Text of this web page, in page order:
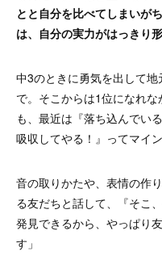
とと自分を比べてしまいが
は、自分の実力がはっきり
中3のときに勇気を出して
で。そこからは1位になれ
も、最近は『落ち込んでい
吸収してやる！』ってマイ
音の取りかたや、表情の作
る友だちと話して、『そこ
発見できるから、やっぱり
す」